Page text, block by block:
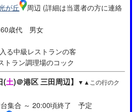
が丘
周辺 (詳細は当選者の方に連絡
60歳代 男女
る中級レストランの客
ラン調理場のコック
(土)＠港区 三田周辺】 ▼▲この行のク
集合 ～ 20:00頃終了 予定